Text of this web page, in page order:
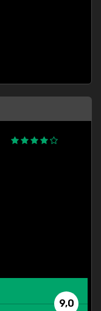
9,0